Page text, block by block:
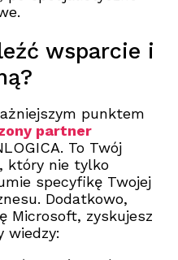
wsparcie i
punktem
partner
To Twój
który nie tylko
specyfikę Twojej
Dodatkowo,
Microsoft, zyskujesz
wiedzy: